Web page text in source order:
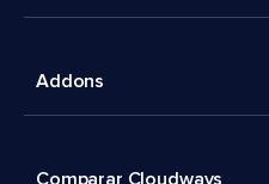
Addons
Comparar Cloudways